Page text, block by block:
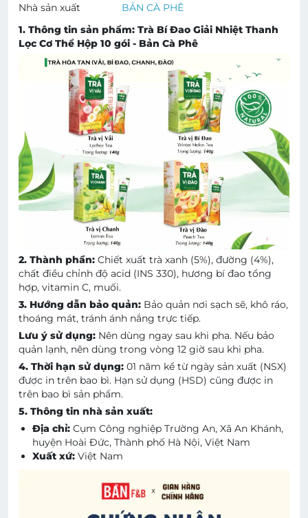
Nhà sản xuất
BẢN CÀ PHÊ
1. Thông tin sản phẩm: Trà Bí Đao Giải Nhiệt Thanh
Lọc Cơ Thể Hộp 10 gói - Bản Cà Phê
2. Thành phần: Chiết xuất trà xanh (5%), đường (4%),
chất điều chỉnh độ acid (INS 330), hương bí đao tổng
hợp, vitamin C, muối.
3. Hướng dẫn bảo quản: Bảo quản nơi sạch sẽ, khô ráo,
thoáng mát, tránh ánh nắng trực tiếp.
Lưu ý sử dụng: Nên dùng ngay sau khi pha. Nếu bảo
quản lạnh, nên dùng trong vòng 12 giờ sau khi pha.
4. Thời hạn sử dụng: 01 năm kể từ ngày sản xuất (NSX)
được in trên bao bì. Hạn sử dụng (HSD) cũng được in
trên bao bì sản phẩm.
5. Thông tin nhà sản xuất:
Địa chỉ: Cụm Công nghiệp Trường An, Xã An Khánh,
huyện Hoài Đức, Thành phố Hà Nội, Việt Nam
Xuất xứ: Việt Nam